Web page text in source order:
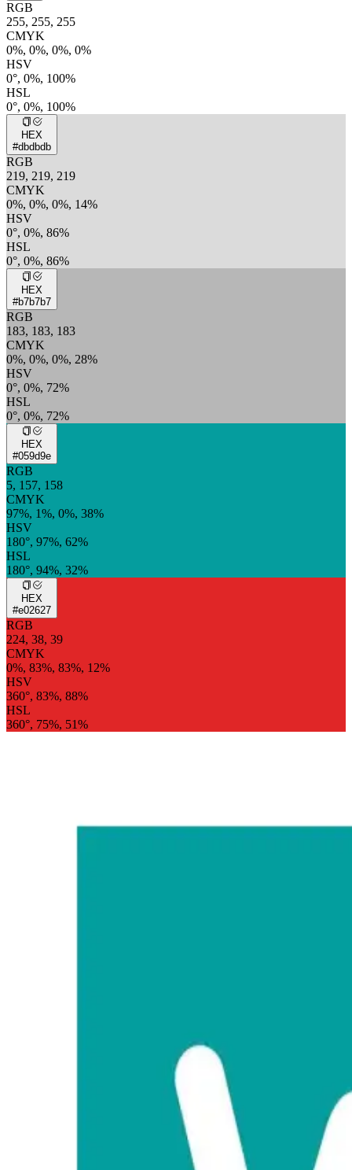
RGB
255, 255, 255
CMYK
0%, 0%, 0%, 0%
HSV
0°, 0%, 100%
HSL
0°, 0%, 100%
HEX
#dbdbdb
RGB
219, 219, 219
CMYK
0%, 0%, 0%, 14%
HSV
0°, 0%, 86%
HSL
0°, 0%, 86%
HEX
#b7b7b7
RGB
183, 183, 183
CMYK
0%, 0%, 0%, 28%
HSV
0°, 0%, 72%
HSL
0°, 0%, 72%
HEX
#059d9e
RGB
5, 157, 158
CMYK
97%, 1%, 0%, 38%
HSV
180°, 97%, 62%
HSL
180°, 94%, 32%
HEX
#e02627
RGB
224, 38, 39
CMYK
0%, 83%, 83%, 12%
HSV
360°, 83%, 88%
HSL
360°, 75%, 51%